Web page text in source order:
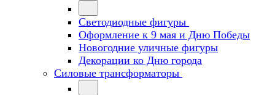
Светодиодные фигуры
Оформление к 9 мая и Дню Победы
Новогодние уличные фигуры
Декорации ко Дню города
Силовые трансформаторы